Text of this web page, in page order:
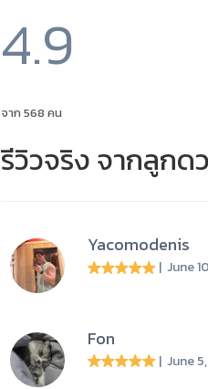
4.9
จาก 568 คน
รีวิวจริง จากลูกด
Yacomodenis
| June
Fon
| June